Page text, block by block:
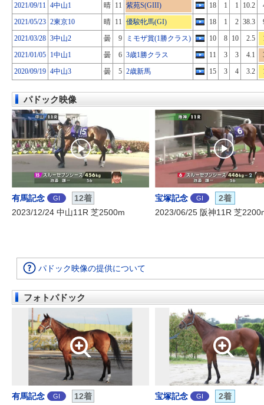
2021/09/11 4中山1 晴 11 紫苑S(GIII) 18 1 1 10.2
2021/05/23 2東京10 晴 11 優駿牝馬(GI) 18 1 2 38.3
2021/03/28 3中山2 曇 9 ミモザ賞(1勝クラス) 10 8 10 2.5
2021/01/05 1中山1 曇 6 3歳1勝クラス 11 3 3 4.1
2020/09/19 4中山3 曇 5 2歳新馬 15 3 4 3.2
パドック映像
有馬記念 GI
12着
2023/12/24 中山11R 芝2500m
宝塚記念 GI
2着
2023/06/25 阪神11R 芝
パドック映像の提供について
フォトパドック
有馬記念 GI
12着
宝塚記念 GI
2着